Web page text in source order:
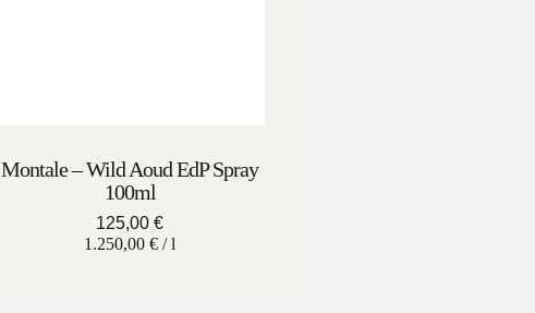
Montale – Wild Aoud EdP Spray
100ml
125,00 €
1.250,00 € /l